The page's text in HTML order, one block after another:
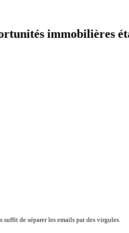
immobilières
de séparer les emails par des virgules.